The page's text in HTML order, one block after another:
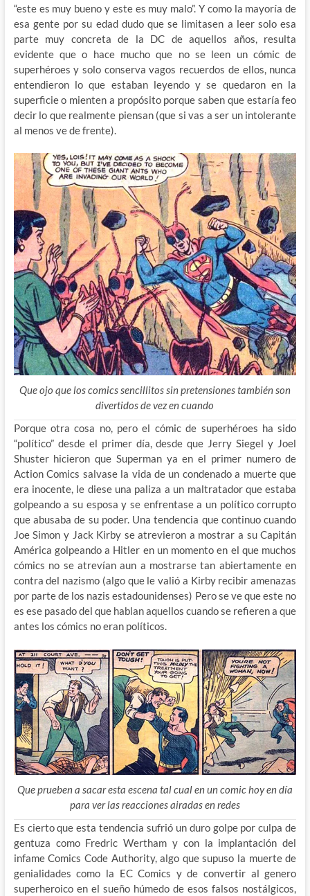
“este es muy bueno y este es muy malo”. Y como la mayoría de
esa gente por su edad dudo que se limitasen a leer solo esa
parte muy concreta de la DC de aquellos años, resulta
evidente que o hace mucho que no se leen un cómic de
superhéroes y solo conserva vagos recuerdos de ellos, nunca
entendieron lo que estaban leyendo y se quedaron en la
superficie o mienten a propósito porque saben que estaría feo
decir lo que realmente piensan (que si vas a ser un intolerante
al menos ve de frente).
Que ojo que los comics sencillitos sin pretensiones también son
divertidos de vez en cuando
Porque otra cosa no, pero el cómic de superhéroes ha sido
“político” desde el primer día, desde que Jerry Siegel y Joel
Shuster hicieron que Superman ya en el primer numero de
Action Comics salvase la vida de un condenado a muerte que
era inocente, le diese una paliza a un maltratador que estaba
golpeando a su esposa y se enfrentase a un político corrupto
que abusaba de su poder. Una tendencia que continuo cuando
Joe Simon y Jack Kirby se atrevieron a mostrar a su Capitán
América golpeando a Hitler en un momento en el que muchos
cómics no se atrevían aun a mostrarse tan abiertamente en
contra del nazismo (algo que le valió a Kirby recibir amenazas
por parte de los nazis estadounidenses) Pero se ve que este no
es ese pasado del que hablan aquellos cuando se refieren a que
antes los cómics no eran políticos.
Que prueben a sacar esta escena tal cual en un comic hoy en día
para ver las reacciones airadas en redes
Es cierto que esta tendencia sufrió un duro golpe por culpa de
gentuza como Fredric Wertham y con la implantación del
infame Comics Code Authority, algo que supuso la muerte de
genialidades como la EC Comics y de convertir al genero
superheroico en el sueño húmedo de esos falsos nostálgicos,